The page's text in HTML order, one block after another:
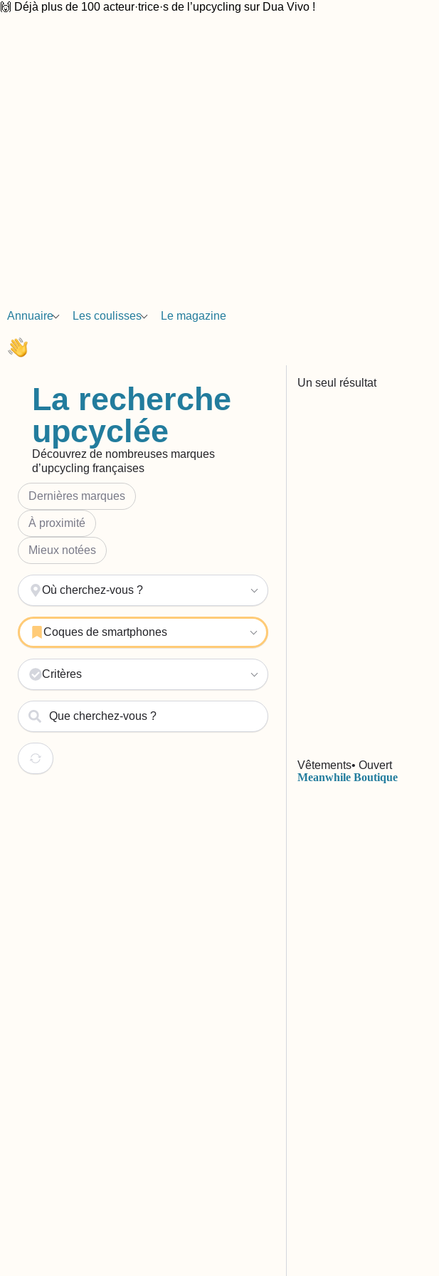
🙌 Déjà plus de 100 acteur·trice·s de l’upcycling sur Dua Vivo !
Annuaire Les coulisses Le magazine
La recherche
upcyclée
Découvrez de nombreuses marques
d’upcycling françaises
Dernières marques
À proximité
Mieux notées
Où cherchez-vous ?
Coques de smartphones
Critères
Un seul résultat
Vêtements• Ouvert
Meanwhile Boutique